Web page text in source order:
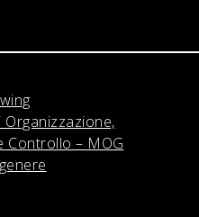
Controllo – MOG